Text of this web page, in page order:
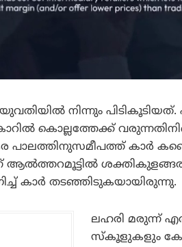
നിന്നും
കൊല്ലത്തേക്ക്
പാലത്തിനുസമീപത്ത് കാർ
ആൽത്തറമൂട്ടിൽ
കാർ തടഞ്ഞിടുകയായിരുന്നു.
ലഹരി മരുന്ന്
സ്‌കൂളുകളും